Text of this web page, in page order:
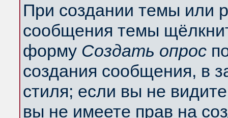
При создании темы или
сообщения темы
форму Создать опрос
создания сообщения, в
стиля; если вы не
вы не имеете прав на